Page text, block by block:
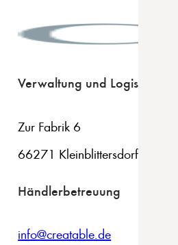
Verwaltung und Logistik
Zur Fabrik 6
66271 Kleinblittersdorf
Händlerbetreuung
info@creatable.de